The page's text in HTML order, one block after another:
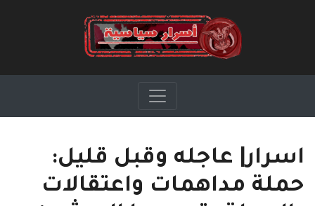
اسرار| عاجله وقبل قليل:
حملة مداهمات واعتقالات